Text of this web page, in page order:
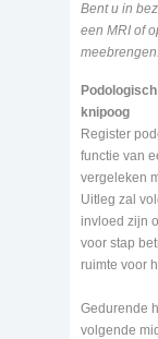
Bent u in
een MRI of
knipoog
Register
functie van
vergeleken
Uitleg zal
invloed zijn
voor stap
ruimte voor
Gedurende
volgende